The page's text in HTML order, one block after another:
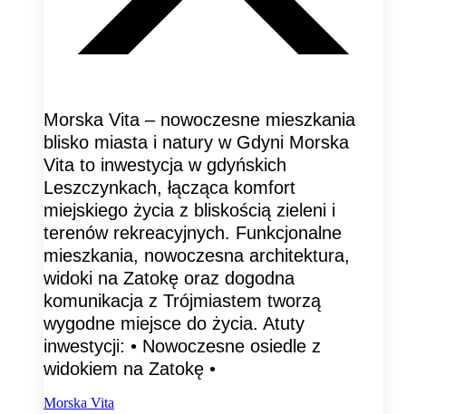
Morska Vita – nowoczesne mieszkania
blisko miasta i natury w Gdyni Morska
Vita to inwestycja w gdyńskich
Leszczynkach, łącząca komfort
miejskiego życia z bliskością zieleni i
terenów rekreacyjnych. Funkcjonalne
mieszkania, nowoczesna architektura,
widoki na Zatokę oraz dogodna
komunikacja z Trójmiastem tworzą
wygodne miejsce do życia. Atuty
inwestycji: • Nowoczesne osiedle z
widokiem na Zatokę •
Morska Vita